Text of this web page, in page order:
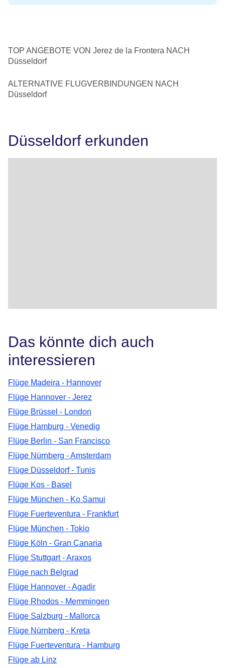
TOP ANGEBOTE VON Jerez de la Frontera NACH
Düsseldorf
ALTERNATIVE FLUGVERBINDUNGEN NACH
Düsseldorf
Düsseldorf erkunden
Das könnte dich auch
interessieren
Flüge Madeira - Hannover
Flüge Hannover - Jerez
Flüge Brüssel - London
Flüge Hamburg - Venedig
Flüge Berlin - San Francisco
Flüge Nürnberg - Amsterdam
Flüge Düsseldorf - Tunis
Flüge Kos - Basel
Flüge München - Ko Samui
Flüge Fuerteventura - Frankfurt
Flüge München - Tokio
Flüge Köln - Gran Canaria
Flüge Stuttgart - Araxos
Flüge nach Belgrad
Flüge Hannover - Agadir
Flüge Rhodos - Memmingen
Flüge Salzburg - Mallorca
Flüge Nürnberg - Kreta
Flüge Fuerteventura - Hamburg
Flüge ab Linz